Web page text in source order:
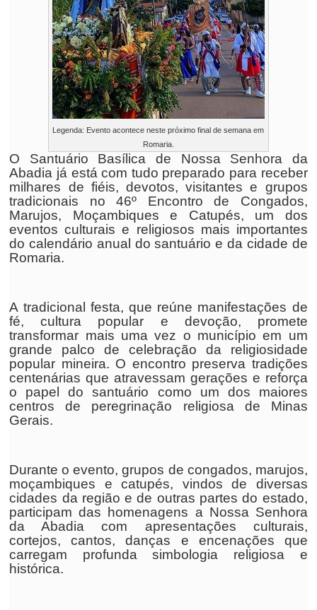
Legenda: Evento acontece neste próximo final de semana em
Romaria.
O Santuário Basílica de Nossa Senhora da
Abadia já está com tudo preparado para receber
milhares de fiéis, devotos, visitantes e grupos
tradicionais no 46º Encontro de Congados,
Marujos, Moçambiques e Catupés, um dos
eventos culturais e religiosos mais importantes
do calendário anual do santuário e da cidade de
Romaria.
A tradicional festa, que reúne manifestações de
fé, cultura popular e devoção, promete
transformar mais uma vez o município em um
grande palco de celebração da religiosidade
popular mineira. O encontro preserva tradições
centenárias que atravessam gerações e reforça
o papel do santuário como um dos maiores
centros de peregrinação religiosa de Minas
Gerais.
Durante o evento, grupos de congados, marujos,
moçambiques e catupés, vindos de diversas
cidades da região e de outras partes do estado,
participam das homenagens a Nossa Senhora
da Abadia com apresentações culturais,
cortejos, cantos, danças e encenações que
carregam profunda simbologia religiosa e
histórica.